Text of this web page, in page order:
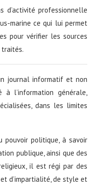
d’activité professionnelle
marine ce qui lui permet
pour vérifier les sources
journal informatif et non
à l’information générale,
dans les limites
politique, à savoir
publique, ainsi que des
il est régi par des
d’impartialité, de style et